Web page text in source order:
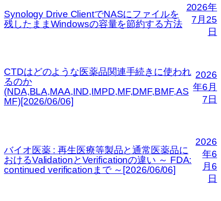
Synology Drive ClientでNASにファイルを
残したままWindowsの容量を節約する方法
2026年
7月25
日
CTDはどのような医薬品関連手続きに使われ
るのか
(NDA,BLA,MAA,IND,IMPD,MF,DMF,BMF,AS
MF)[2026/06/06]
2026
年6月
7日
バイオ医薬 : 再生医療等製品と通常医薬品に
おけるValidationとVerificationの違い ～ FDA:
continued verificationまで ～[2026/06/06]
2026
年6
月6
日